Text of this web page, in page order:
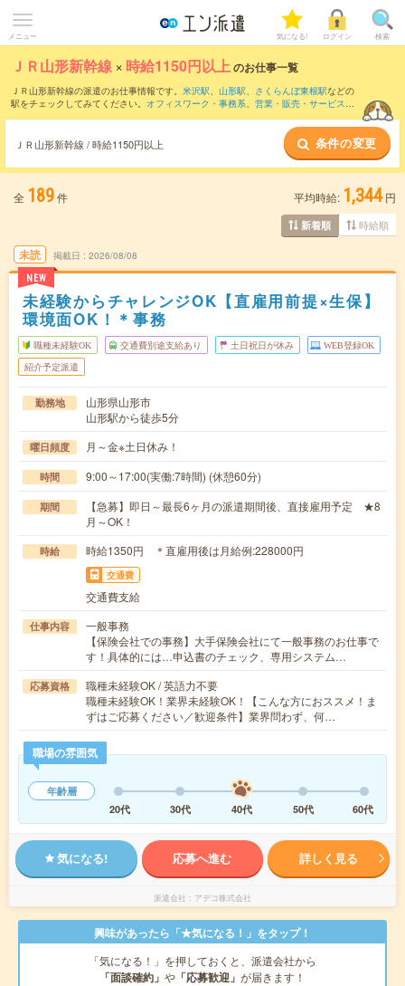
メニュー 気になる! ログイン 検索
ＪＲ山形新幹線 × 時給1150円以上のお仕事一覧
ＪＲ山形新幹線の派遣のお仕事情報です。 米沢駅、 山形駅、 さくらんぼ東根駅などの
駅をチェックしてみてください。 オフィスワーク・事務系、 営業・販売・サービス系
などのこだわり条件で絞り込んでいただけます。
ＪＲ山形新幹線 / 時給1150円以上 条件の変更
全 189件 平均時給: 1,344 円
新着順 時給順
未読
NEW
掲載日 2026/08/08
未経験からチャレンジOK【直雇用前提×生保】
環境面OK！＊事務
職種未経験OK 交通費別途支給あり 土日祝日が休み WEB登録OK
紹介予定派遣
勤務地
山形県山形市
山形駅から徒歩5分
曜日頻度 月～金※土日休み！
時間 9:00～17:00(実働:7時間) (休憩60分)
期間
【急募】即日～最長6ヶ月の派遣期間後、直接雇用予定 ★8
月～OK！
時給 時給1350円 ＊直雇用後は月給例:228000円
交通費
交通費支給
仕事内容
一般事務
【保険会社での事務】大手保険会社にて一般事務のお仕事で
す！具体的には…申込書のチェック、専用システム…
応募資格
職種未経験OK / 英語力不要
職種未経験OK！業界未経験OK！【こんな方におススメ！ま
ずはご応募ください／歓迎条件】業界問わず、何…
職場の雰囲気
年齢層
20代
30代 40代 50代 60代
気になる! 応募へ進む 詳しく見る
派遣会社 アデコ株式会社
興味があったら「★気になる！」をタップ！
「気になる！」を押しておくと、派遣会社から
「面談確約」 や 「応募歓迎」 が届きます！